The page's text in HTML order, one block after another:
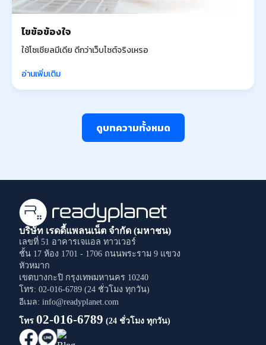
ไขข้อข้องใจ
ใช้โซเชียลมีเดีย ดีกว่าเว็บไซต์จริงเหรอ
อ่านเพิ่มเติม
ดูบทความทั้งหมด
บริษัท เรดดี้แพลนเน็ต จำกัด (มหาชน)
เลขที่ 51 อาคารเจแอล ทาวเวอร์
ชั้น 17 ห้อง 1701 - 1706 ถนนพระราม 9 แขวง
หัวหมาก
เขตบางกะปิ กรุงเทพมหานคร 10240
โทร: 02-016-6789 (24 ชั่วโมง ทุกวัน)
อีเมล: info@readyplanet.com
โทร 02-016-6789 (24 ชั่วโมง ทุกวัน)